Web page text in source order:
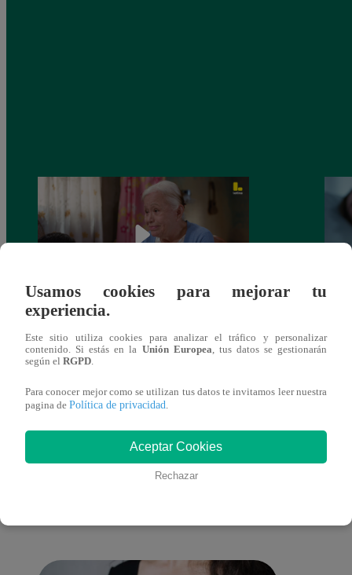
toma una difícil decisión por el futuro de
sus nietos!
También te puede
Usamos cookies para mejorar tu
experiencia.
Este sitio utiliza cookies para analizar el tráfico y personalizar
contenido. Si estás en la Unión Europea , tus datos se gestionarán
según el RGPD
Para conocer mejor como se utilizan tus datos te invitamos leer nuestra
pagina de Política de privacidad
Aceptar Cookies
Rechazar